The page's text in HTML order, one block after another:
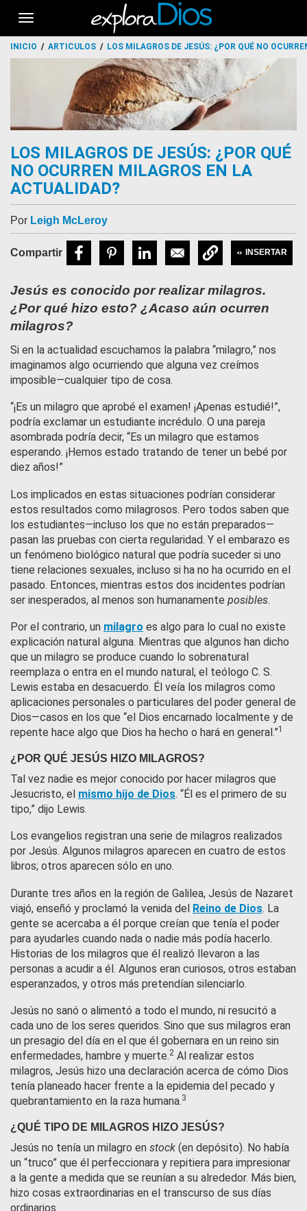
Toggle
navigation
INICIO ARTICULOS LOS MILAGROS DE JESÚS: ¿POR QUÉ NO
LOS MILAGROS DE JESÚS: ¿POR QUÉ
NO OCURREN MILAGROS EN LA
ACTUALIDAD?
Por Leigh McLeroy
INSERTAR
Jesús es conocido por realizar milagros.
¿Por qué hizo esto? ¿Acaso aún ocurren
milagros?
Si en la actualidad escuchamos la palabra “milagro,” nos
imaginamos algo ocurriendo que alguna vez creímos
imposible—cualquier tipo de cosa.
“¡Es un milagro que aprobé el examen! ¡Apenas estudié!”,
podría exclamar un estudiante incrédulo. O una pareja
asombrada podría decir, “Es un milagro que estamos
esperando. ¡Hemos estado tratando de tener un bebé por
diez años!”
Los implicados en estas situaciones podrían considerar
estos resultados como milagrosos. Pero todos saben que
los estudiantes—incluso los que no están preparados—
pasan las pruebas con cierta regularidad. Y el embarazo es
un fenómeno biológico natural que podría suceder si uno
tiene relaciones sexuales, incluso si ha no ha ocurrido en el
pasado. Entonces, mientras estos dos incidentes podrían
ser inesperados, al menos son humanamente posibles.
Por el contrario, un milagro es algo para lo cual no existe
explicación natural alguna. Mientras que algunos han dicho
que un milagro se produce cuando lo sobrenatural
reemplaza o entra en el mundo natural, el teólogo C. S.
Lewis estaba en desacuerdo. Él veía los milagros como
aplicaciones personales o particulares del poder general de
Dios—casos en los que “el Dios encarnado localmente y de
repente hace algo que Dios ha hecho o hará en general.”1
¿POR QUÉ JESÚS HIZO MILAGROS?
Tal vez nadie es mejor conocido por hacer milagros que
Jesucristo, el mismo hijo de Dios. “Él es el primero de su
tipo,” dijo Lewis.
Los evangelios registran una serie de milagros realizados
por Jesús. Algunos milagros aparecen en cuatro de estos
libros; otros aparecen sólo en uno.
Durante tres años en la región de Galilea, Jesús de Nazaret
viajó, enseñó y proclamó la venida del Reino de Dios. La
gente se acercaba a él porque creían que tenía el poder
para ayudarles cuando nada o nadie más podía hacerlo.
Historias de los milagros que él realizó llevaron a las
personas a acudir a él. Algunos eran curiosos, otros estaban
esperanzados, y otros más pretendían silenciarlo.
Jesús no sanó o alimentó a todo el mundo, ni resucitó a
cada uno de los seres queridos. Sino que sus milagros eran
un presagio del día en el que él gobernara en un reino sin
enfermedades, hambre y muerte.2 Al realizar estos
milagros, Jesús hizo una declaración acerca de cómo Dios
tenía planeado hacer frente a la epidemia del pecado y
quebrantamiento en la raza humana.3
¿QUÉ TIPO DE MILAGROS HIZO JESÚS?
Jesús no tenía un milagro en stock (en depósito). No había
un “truco” que él perfeccionara y repitiera para impresionar
a la gente a medida que se reunían a su alrededor. Más bien,
hizo cosas extraordinarias en el transcurso de sus días
ordinarios.